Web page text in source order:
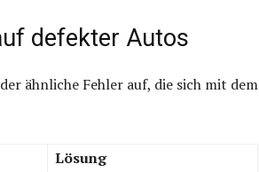
defekter Autos
ähnliche Fehler auf, die sich mit dem
Lösung